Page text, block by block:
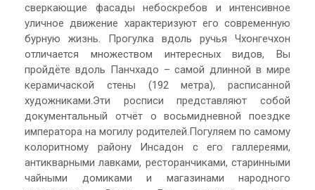
сверкающие фасады небоскребов и интенсивное
уличное движение характеризуют его современную
бурную жизнь. Прогулка вдоль ручья Чхонгечхон
отличается множеством интересных видов, Вы
пройдёте вдоль Панчхадо – самой длинной в мире
керамичаской стены (192 метра), расписанной
художниками.Эти росписи представляют собой
документальный отчёт о восьмидневной поездке
императора на могилу родителей.Погуляем по самому
колоритному району Инсадон с его галлереями,
антикварными лавками, ресторанчиками, старинными
чайными домиками и магазинами народного